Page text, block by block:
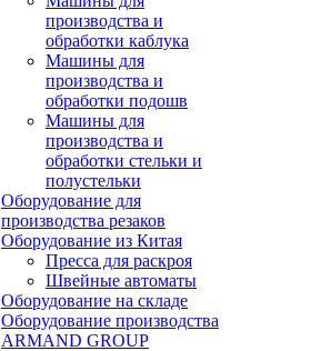
производства и
обработки каблука
Машины для
производства и
обработки подошв
Машины для
производства и
обработки стельки и
полустельки
Оборудование для
производства резаков
Оборудование из Китая
Пресса для раскроя
Швейные автоматы
Оборудование на складе
Оборудование производства
ARMAND GROUP